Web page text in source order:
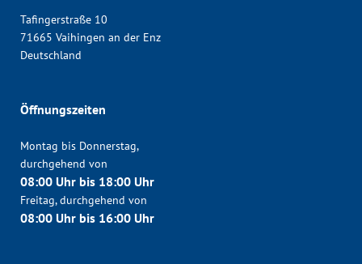
Tafingerstraße 10
71665 Vaihingen an der Enz
Deutschland
Öffnungszeiten
Montag bis Donnerstag,
durchgehend von
08:00 Uhr bis 18:00 Uhr
Freitag, durchgehend von
08:00 Uhr bis 16:00 Uhr